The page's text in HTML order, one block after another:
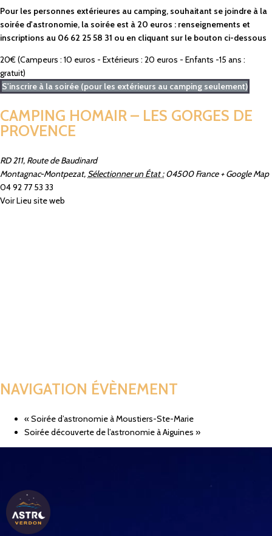
Pour les personnes extérieures au camping, souhaitant se joindre à la
soirée d'astronomie, la soirée est à 20 euros : renseignements et
inscriptions au 06 62 25 58 31 ou en cliquant sur le bouton ci-dessous
20€ (Campeurs : 10 euros - Extérieurs : 20 euros - Enfants -15 ans :
gratuit)
S'inscrire à la soirée (pour les extérieurs au camping seulement)
CAMPING HOMAIR – LES GORGES DE
PROVENCE
RD 211, Route de Baudinard
Montagnac-Montpezat, Sélectionner un État : 04500 France + Google Map
04 92 77 53 33
Voir Lieu site web
NAVIGATION ÉVÈNEMENT
«Soirée d’astronomie à Moustiers-Ste-Marie
Soirée découverte de l’astronomie à Aiguines »